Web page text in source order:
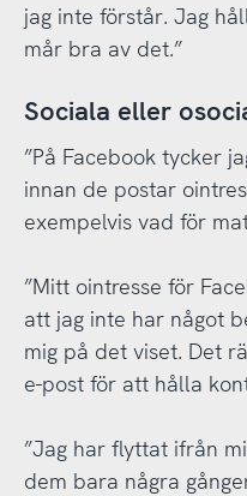
jag inte förstår. Jag
mår bra av det.”
Sociala eller
”På Facebook tycker
innan de postar
exempelvis vad för
”Mitt ointresse för
att jag inte har något
mig på det viset. Det
e-post för att hålla
”Jag har flyttat ifrån
dem bara några